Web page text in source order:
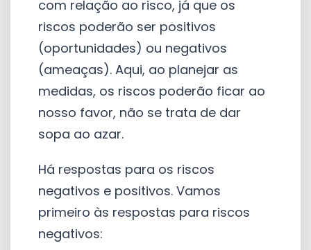
com relação ao risco, já que os
riscos poderão ser positivos
(oportunidades) ou negativos
(ameaças). Aqui, ao planejar as
medidas, os riscos poderão ficar ao
nosso favor, não se trata de dar
sopa ao azar.
Há respostas para os riscos
negativos e positivos. Vamos
primeiro às respostas para riscos
negativos: